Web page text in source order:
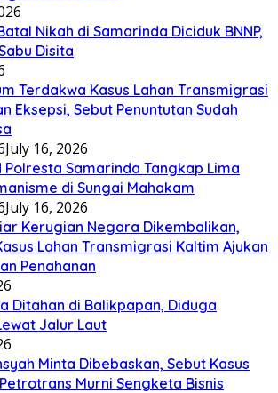
Nikah di Samarinda Diciduk BNNP,
Disita
Terdakwa Kasus Lahan Transmigrasi
Eksepsi, Sebut Penuntutan Sudah
July 16, 2026
Samarinda Tangkap Lima
di Sungai Mahakam
July 16, 2026
Kerugian Negara Dikembalikan,
Lahan Transmigrasi Kaltim Ajukan
Penahanan
Ditahan di Balikpapan, Diduga
Jalur Laut
Minta Dibebaskan, Sebut Kasus
Murni Sengketa Bisnis